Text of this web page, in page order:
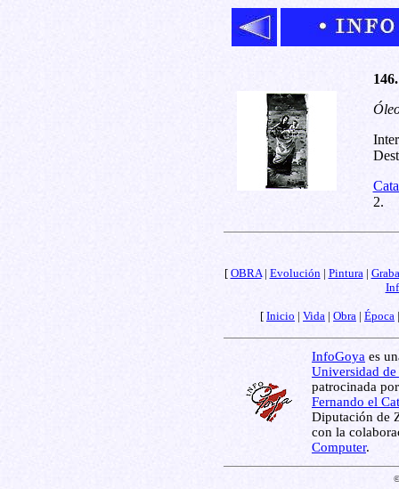
2.
[ OBRA| Evolución| Pintura|
[ Inicio | Vida | Obra | Época
InfoGoya es
Universidad de
patrocinada
Fernando el
Diputación de
con la
Computer.